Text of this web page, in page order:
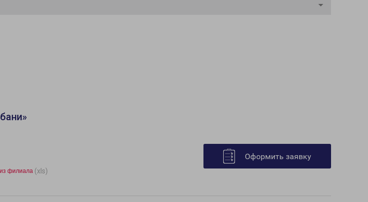
филиала (xls)
Оформить заявку